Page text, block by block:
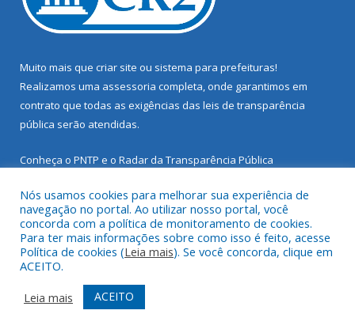
Muito mais que criar site ou sistema para prefeituras!
Realizamos uma assessoria completa, onde garantimos em
contrato que todas as exigências das leis de transparência
pública serão atendidas.
Conheça o PNTP e o Radar da Transparência Pública
Todos os direitos reservados a Prefeitura Municipal de Santarém
Novo.
Mapa do Site
Acessar Área Administrativa
Acessar Webmail
Nós usamos cookies para melhorar sua experiência de
navegação no portal. Ao utilizar nosso portal, você
concorda com a política de monitoramento de cookies.
Para ter mais informações sobre como isso é feito, acesse
Política de cookies (Leia mais). Se você concorda, clique em
ACEITO.
Leia mais
ACEITO